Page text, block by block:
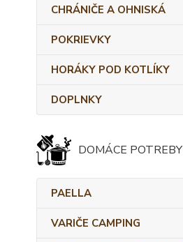
CHRÁNIČE A OHNISKÁ
POKRIEVKY
HORÁKY POD KOTLÍKY
DOPLNKY
DOMÁCE POTREBY
PAELLA
VARIČE CAMPING